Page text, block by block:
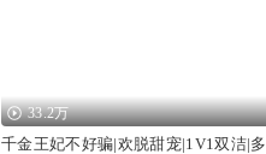
33.2万
千金王妃不好骗|欢脱甜宠|1V1双洁|多